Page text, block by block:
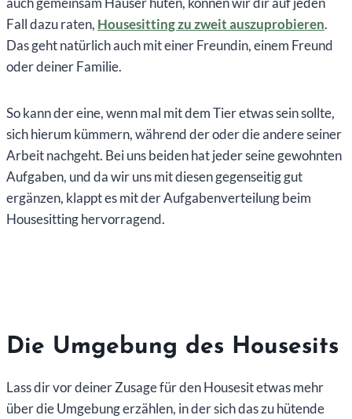
Fall dazu raten, Housesitting zu zweit auszuprobieren.
Das geht natürlich auch mit einer Freundin, einem Freund
oder deiner Familie.
So kann der eine, wenn mal mit dem Tier etwas sein sollte,
sich hierum kümmern, während der oder die andere seiner
Arbeit nachgeht. Bei uns beiden hat jeder seine gewohnten
Aufgaben, und da wir uns mit diesen gegenseitig gut
ergänzen, klappt es mit der Aufgabenverteilung beim
Housesitting hervorragend.
Die Umgebung des Housesits
Lass dir vor deiner Zusage für den Housesit etwas mehr
über die Umgebung erzählen, in der sich das zu hütende